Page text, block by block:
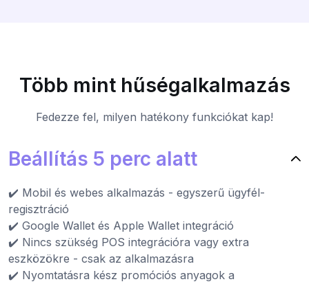
Több mint hűségalkalmazás
Fedezze fel, milyen hatékony funkciókat kap!
Beállítás 5 perc alatt
✔️ Mobil és webes alkalmazás - egyszerű ügyfél-
regisztráció
✔️ Google Wallet és Apple Wallet integráció
✔️ Nincs szükség POS integrációra vagy extra
eszközökre - csak az alkalmazásra
✔️ Nyomtatásra kész promóciós anyagok a